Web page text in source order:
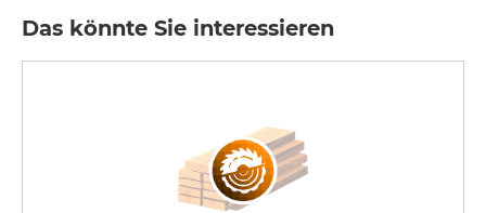
Das könnte Sie interessieren